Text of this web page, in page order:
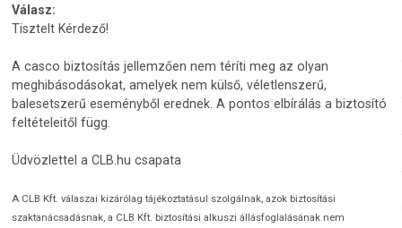
Válasz:
Tisztelt Kérdező!
A casco biztosítás jellemzően nem téríti meg az olyan
meghibásodásokat, amelyek nem külső, véletlenszerű,
balesetszerű eseményből erednek. A pontos elbírálás a biztosító
feltételeitől függ.
Üdvözlettel a CLB.hu csapata
A CLB Kft. válaszai kizárólag tájékoztatásul szolgálnak, azok biztosítási
szaktanácsadásnak, a CLB Kft. biztosítási alkuszi állásfoglalásának nem